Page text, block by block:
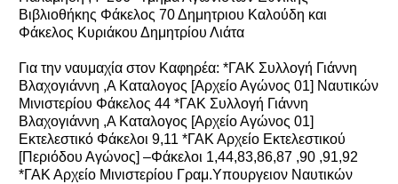
Βιβλιοθήκης Φάκελος 70 Δημητριου Καλούδη και
Φάκελος Κυριάκου Δημητρίου Λιάτα
Για την ναυμαχία στον Καφηρέα: *ΓΑΚ Συλλογή Γιάννη
Βλαχογιάννη ,Α Καταλογος [Αρχείο Αγώνος 01] Ναυτικών
Μινιστερίου Φάκελος 44 *ΓΑΚ Συλλογή Γιάννη
Βλαχογιάννη ,Α Καταλογος [Αρχείο Αγώνος 01]
Εκτελεστικό Φάκελοι 9,11 *ΓΑΚ Αρχείο Εκτελεστικού
[Περιόδου Αγώνος] –Φάκελοι 1,44,83,86,87 ,90 ,91,92
*ΓΑΚ Αρχείο Μινιστερίου Γραμ.Υπουργειον Ναυτικών